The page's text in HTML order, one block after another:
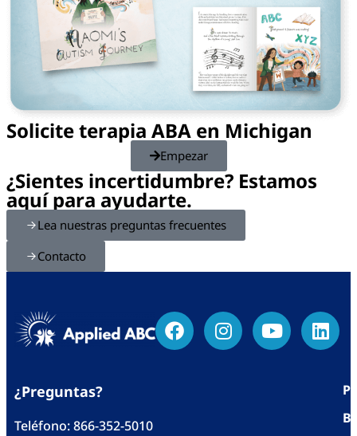
Solicite terapia ABA en Michigan
Empezar
¿Sientes incertidumbre? Estamos
aquí para ayudarte.
Lea nuestras preguntas frecuentes
Contacto
¿Preguntas?
Teléfono:866-352-5010